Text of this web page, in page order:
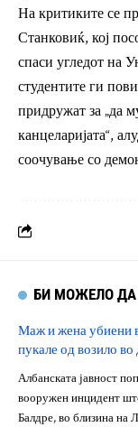
На критиките се
Станковиќ, кој
спаси угледот на
студентите ги
придружат за „да
канцеларијата“,
соочување со
БИ МОЖЕЛО ДА
Маж и жена убиени
пукале од возило
Албанската јавност
вооружен инцидент
Балдре, во близина